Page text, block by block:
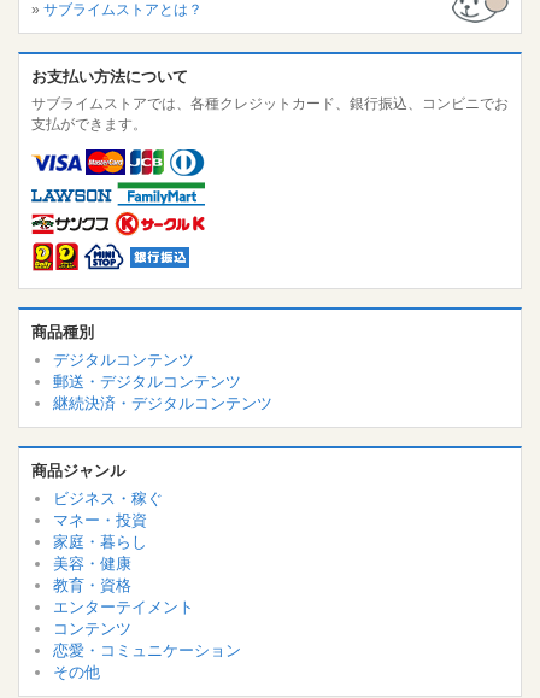
» サブライムストアとは？
お支払い方法について
サブライムストアでは、各種クレジットカード、銀行振込、コンビニでお
支払ができます。
商品種別
デジタルコンテンツ
郵送・デジタルコンテンツ
継続決済・デジタルコンテンツ
商品ジャンル
ビジネス・稼ぐ
マネー・投資
家庭・暮らし
美容・健康
教育・資格
エンターテイメント
コンテンツ
恋愛・コミュニケーション
その他